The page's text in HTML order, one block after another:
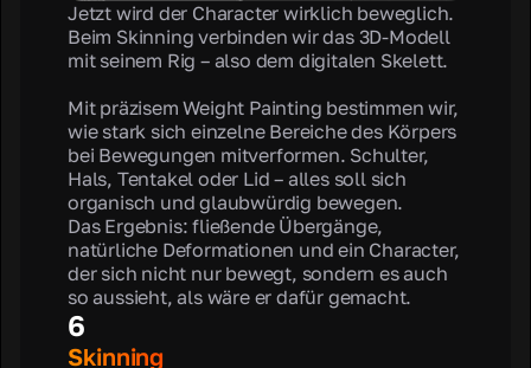
6
Skinning
Jetzt wird der Character wirklich beweglich.
Beim Skinning verbinden wir das 3D-Modell
mit seinem Rig – also dem digitalen Skelett.
Mit präzisem Weight Painting bestimmen wir,
wie stark sich einzelne Bereiche des Körpers
bei Bewegungen mitverformen. Schulter,
Hals, Tentakel oder Lid – alles soll sich
organisch und glaubwürdig bewegen.
Das Ergebnis: fließende Übergänge,
natürliche Deformationen und ein Character,
der sich nicht nur bewegt, sondern es auch
so aussieht, als wäre er dafür gemacht.